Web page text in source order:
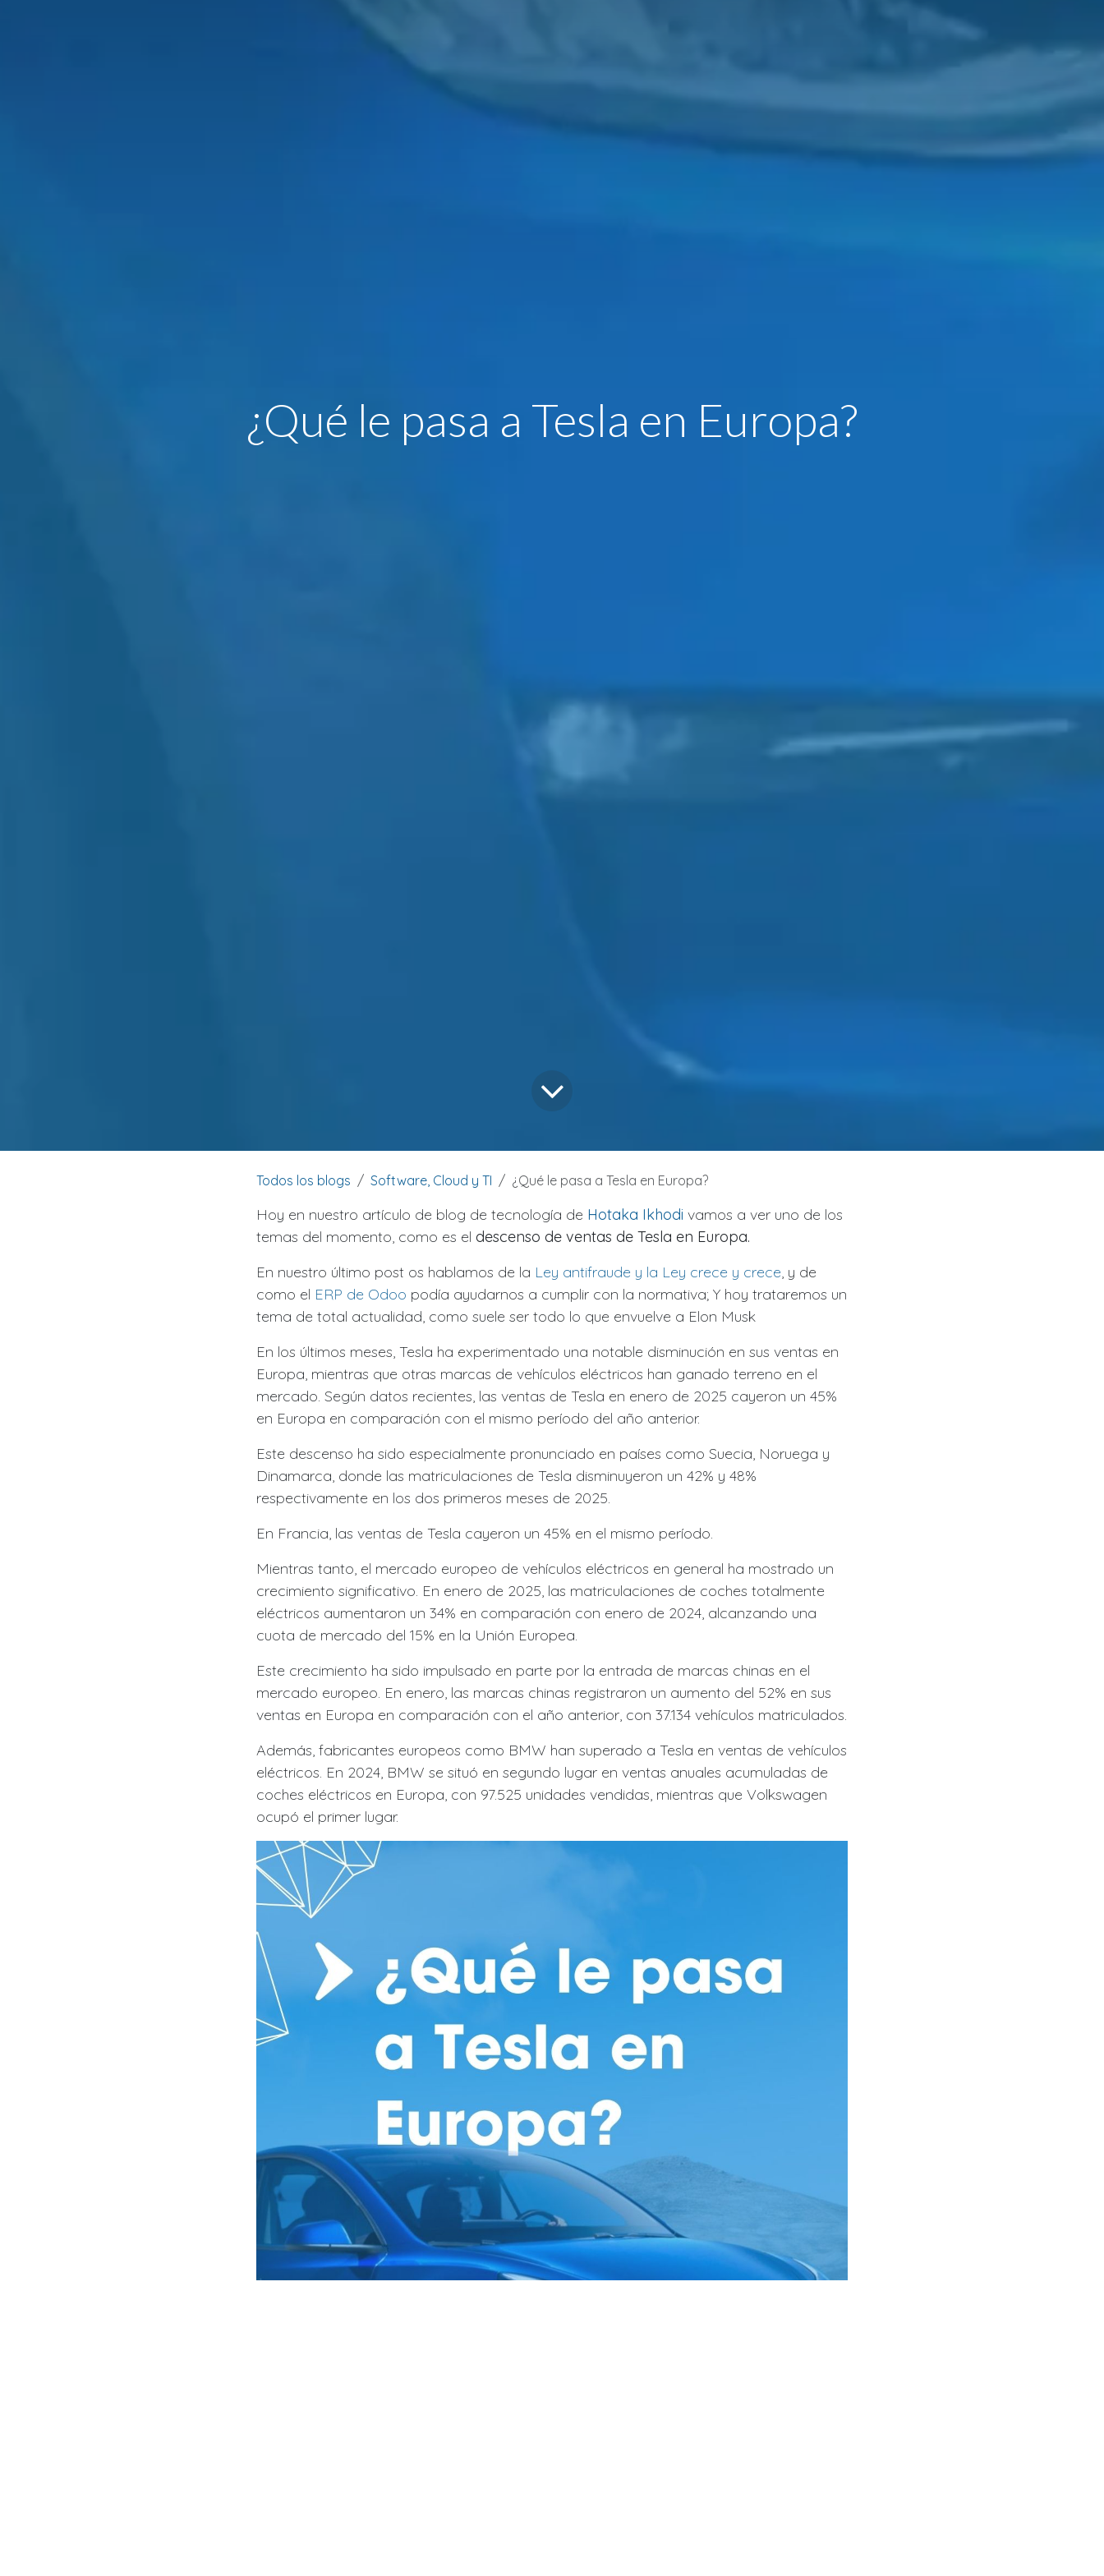
¿Qué le pasa a Tesla en Europa?
Todos los blogs Software, Cloud y TI ¿Qué le pasa a Tesla en Europa?
Hoy en nuestro artículo de blog de tecnología de Hotaka Ikhodi vamos a ver uno de los
temas del momento, como es el descenso de ventas de Tesla en Europa.
En nuestro último post os hablamos de la Ley antifraude y la Ley crece y crece, y de
como el ERP de Odoo podía ayudarnos a cumplir con la normativa; Y hoy trataremos un
tema de total actualidad, como suele ser todo lo que envuelve a Elon Musk
En los últimos meses, Tesla ha experimentado una notable disminución en sus ventas en
Europa, mientras que otras marcas de vehículos eléctricos han ganado terreno en el
mercado. Según datos recientes, las ventas de Tesla en enero de 2025 cayeron un 45%
en Europa en comparación con el mismo período del año anterior.
Este descenso ha sido especialmente pronunciado en países como Suecia, Noruega y
Dinamarca, donde las matriculaciones de Tesla disminuyeron un 42% y 48%
respectivamente en los dos primeros meses de 2025.
En Francia, las ventas de Tesla cayeron un 45% en el mismo período.
Mientras tanto, el mercado europeo de vehículos eléctricos en general ha mostrado un
crecimiento significativo. En enero de 2025, las matriculaciones de coches totalmente
eléctricos aumentaron un 34% en comparación con enero de 2024, alcanzando una
cuota de mercado del 15% en la Unión Europea.
Este crecimiento ha sido impulsado en parte por la entrada de marcas chinas en el
mercado europeo. En enero, las marcas chinas registraron un aumento del 52% en sus
ventas en Europa en comparación con el año anterior, con 37.134 vehículos matriculados.
Además, fabricantes europeos como BMW han superado a Tesla en ventas de vehículos
eléctricos. En 2024, BMW se situó en segundo lugar en ventas anuales acumuladas de
coches eléctricos en Europa, con 97.525 unidades vendidas, mientras que Volkswagen
ocupó el primer lugar.